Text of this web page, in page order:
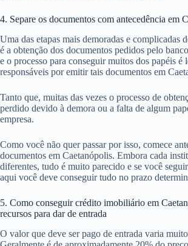
4. Separe os documentos com antecedência em
Uma das etapas mais demoradas e complicadas
é a obtenção dos documentos pedidos pelo
e o processo para conseguir muitos dos papéis é
responsáveis por emitir tais documentos em
Tanto que, muitas das vezes o processo de
perdido devido à demora ou a falta de algum
empresa.
Como você não quer passar por isso, comece
documentos em Caetanópolis. Embora cada
diferentes, tudo é muito parecido e se você
aqui você deve conseguir tudo no prazo
5. Como conseguir crédito imobiliário em
recursos para dar de entrada
O valor que deve ser pago de entrada varia